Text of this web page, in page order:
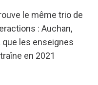
le même trio de
: Auchan,
que les enseignes
en 2021